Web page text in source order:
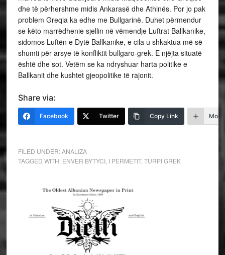
dhe të përhershme midis Ankarasë dhe Athinës. Por jo pak
problem Greqia ka edhe me Bullgarinë. Duhet përmendur
se këto marrëdhenie sjellin në vëmendje Luftrat Ballkanike,
sidomos Luftën e Dytë Ballkanike, e cila u shkaktua më së
shumti për arsye të konfliktit bullgaro-grek. E njëjta situatë
është dhe sot. Vetëm se ka ndryshuar harta politike e
Ballkanit dhe kushtet gjeopolitike të rajonit.
Share via:
Facebook Twitter Copy Link More
FILED UNDER:ANALIZA
TAGGED WITH: ENVER BYTYCI, I PERMETIT, TURPI GREK